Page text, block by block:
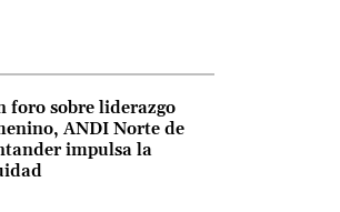
foro sobre liderazgo
ANDI Norte de
impulsa la